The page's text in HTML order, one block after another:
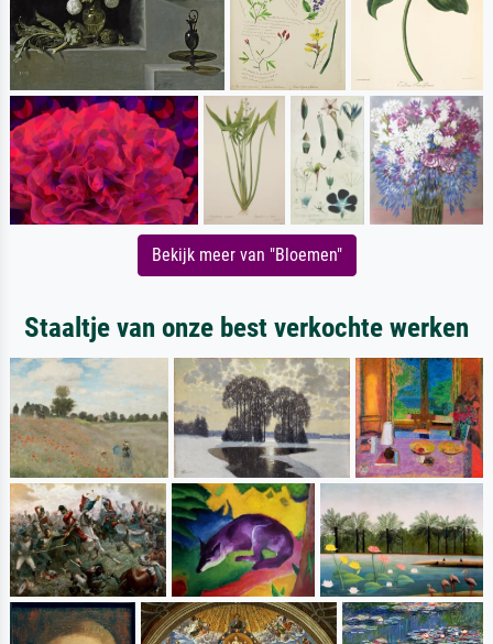
Bekijk meer van "Bloemen"
Staaltje van onze best verkochte werken